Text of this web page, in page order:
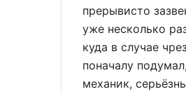
прерывисто
уже несколько
куда в случае
поначалу
механик,